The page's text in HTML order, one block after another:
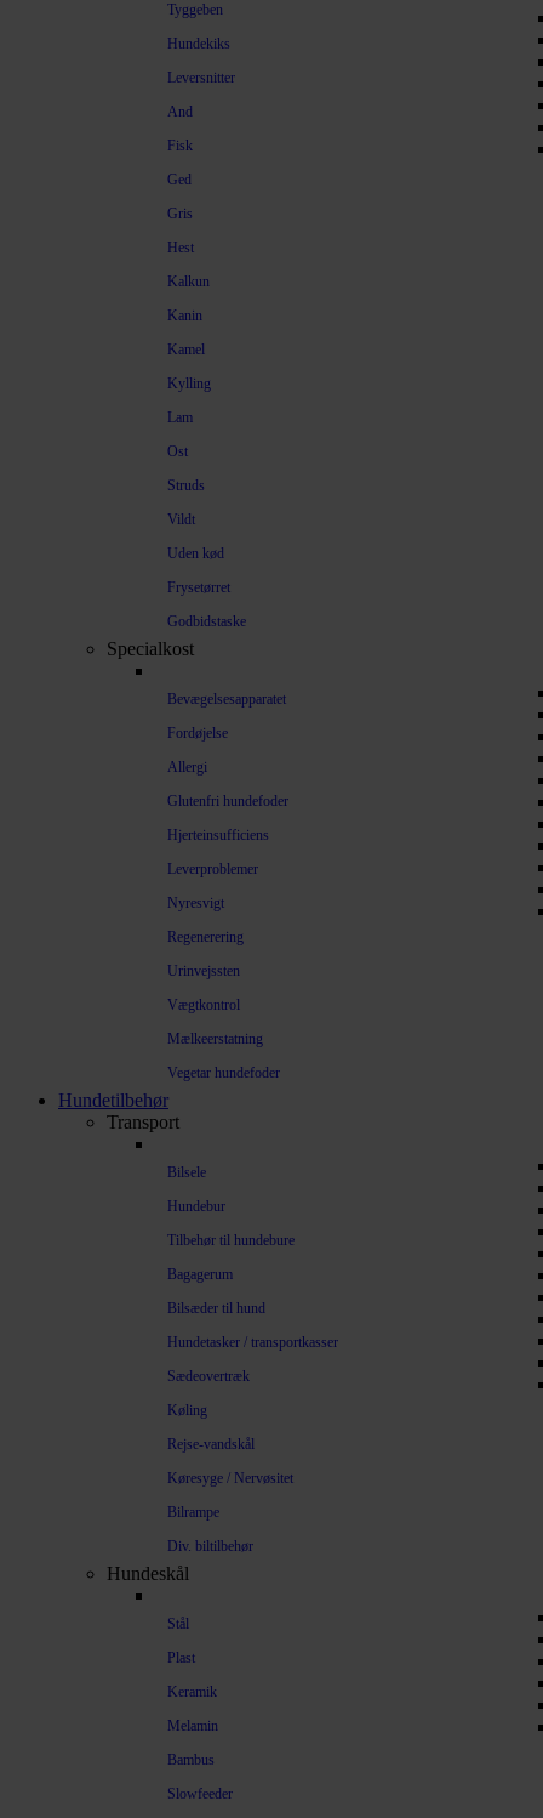
Tyggeben
Hundekiks
Leversnitter
And
Fisk
Ged
Gris
Hest
Kalkun
Kanin
Kamel
Kylling
Lam
Ost
Struds
Vildt
Uden kød
Frysetørret
Godbidstaske
Specialkost
Bevægelsesapparatet
Fordøjelse
Allergi
Glutenfri hundefoder
Hjerteinsufficiens
Leverproblemer
Nyresvigt
Regenerering
Urinvejssten
Vægtkontrol
Mælkeerstatning
Vegetar hundefoder
Hundetilbehør
Transport
Bilsele
Hundebur
Tilbehør til hundebure
Bagagerum
Bilsæder til hund
Hundetasker / transportkasser
Sædeovertræk
Køling
Rejse-vandskål
Køresyge / Nervøsitet
Bilrampe
Div. biltilbehør
Hundeskål
Stål
Plast
Keramik
Melamin
Bambus
Slowfeeder